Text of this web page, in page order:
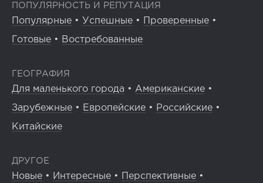
ПОПУЛЯРНОСТЬ И РЕПУТАЦИЯ
Популярные • Успешные • Проверенные •
Готовые • Востребованные
ГЕОГРАФИЯ
Для маленького города • Американские •
Зарубежные • Европейские • Российские •
Китайские
ДРУГОЕ
Новые • Интересные • Перспективные •